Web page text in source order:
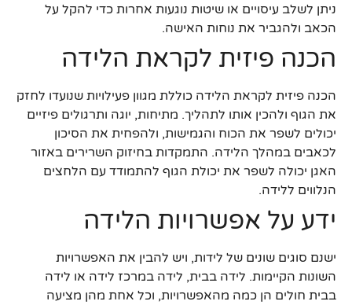
ניתן לשלב עיסויים או שיטות נוגעות אחרות כדי להקל על
הכאב ולהגביר את נוחות האישה.
הכנה פיזית לקראת הלידה
הכנה פיזית לקראת הלידה כוללת מגוון פעילויות שנועדו לחזק
את הגוף ולהכין אותו לתהליך. מתיחות, יוגה ותרגולים פיזיים
יכולים לשפר את הכוח והגמישות, ולהפחית את הסיכון
לכאבים במהלך הלידה. התמקדות בחיזוק השרירים באזור
האגן יכולה לשפר את יכולת הגוף להתמודד עם הלחצים
הנלווים ללידה.
ידע על אפשרויות הלידה
ישנם סוגים שונים של לידות, ויש להבין את האפשרויות
השונות הקיימות. לידה בבית, לידה במרכז לידה או לידה
בבית חולים הן כמה מהאפשרויות, וכל אחת מהן מציעה